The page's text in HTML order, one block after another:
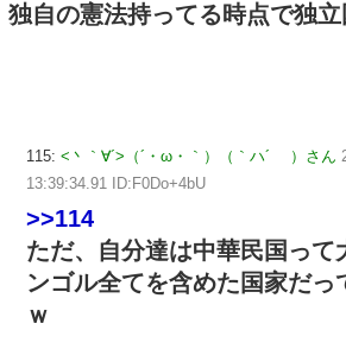
独自の憲法持ってる時点で独立
115: <丶｀∀´>（´・ω・｀）（｀ハ´ ）さん
13:39:34.91 ID:F0Do+4bU
>>114
ただ、自分達は中華民国って
ンゴル全てを含めた国家だっ
ｗ